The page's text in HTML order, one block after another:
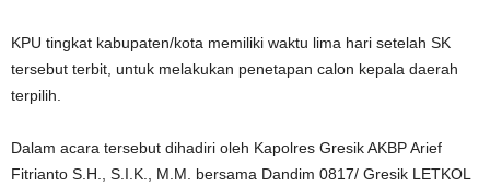
KPU tingkat kabupaten/kota memiliki waktu lima hari setelah SK
tersebut terbit, untuk melakukan penetapan calon kepala daerah
terpilih.
Dalam acara tersebut dihadiri oleh Kapolres Gresik AKBP Arief
Fitrianto S.H., S.I.K., M.M. bersama Dandim 0817/ Gresik LETKOL